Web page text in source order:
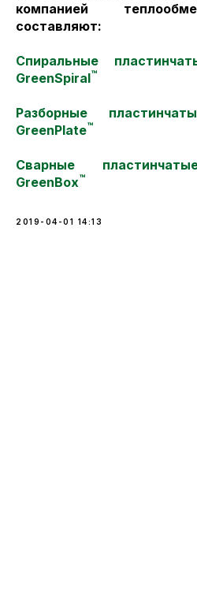
компанией
составляют:
Спиральные
GreenSpiral™
Разборные
GreenPlate™
Сварные
GreenBox™
2019-04-01 14:13